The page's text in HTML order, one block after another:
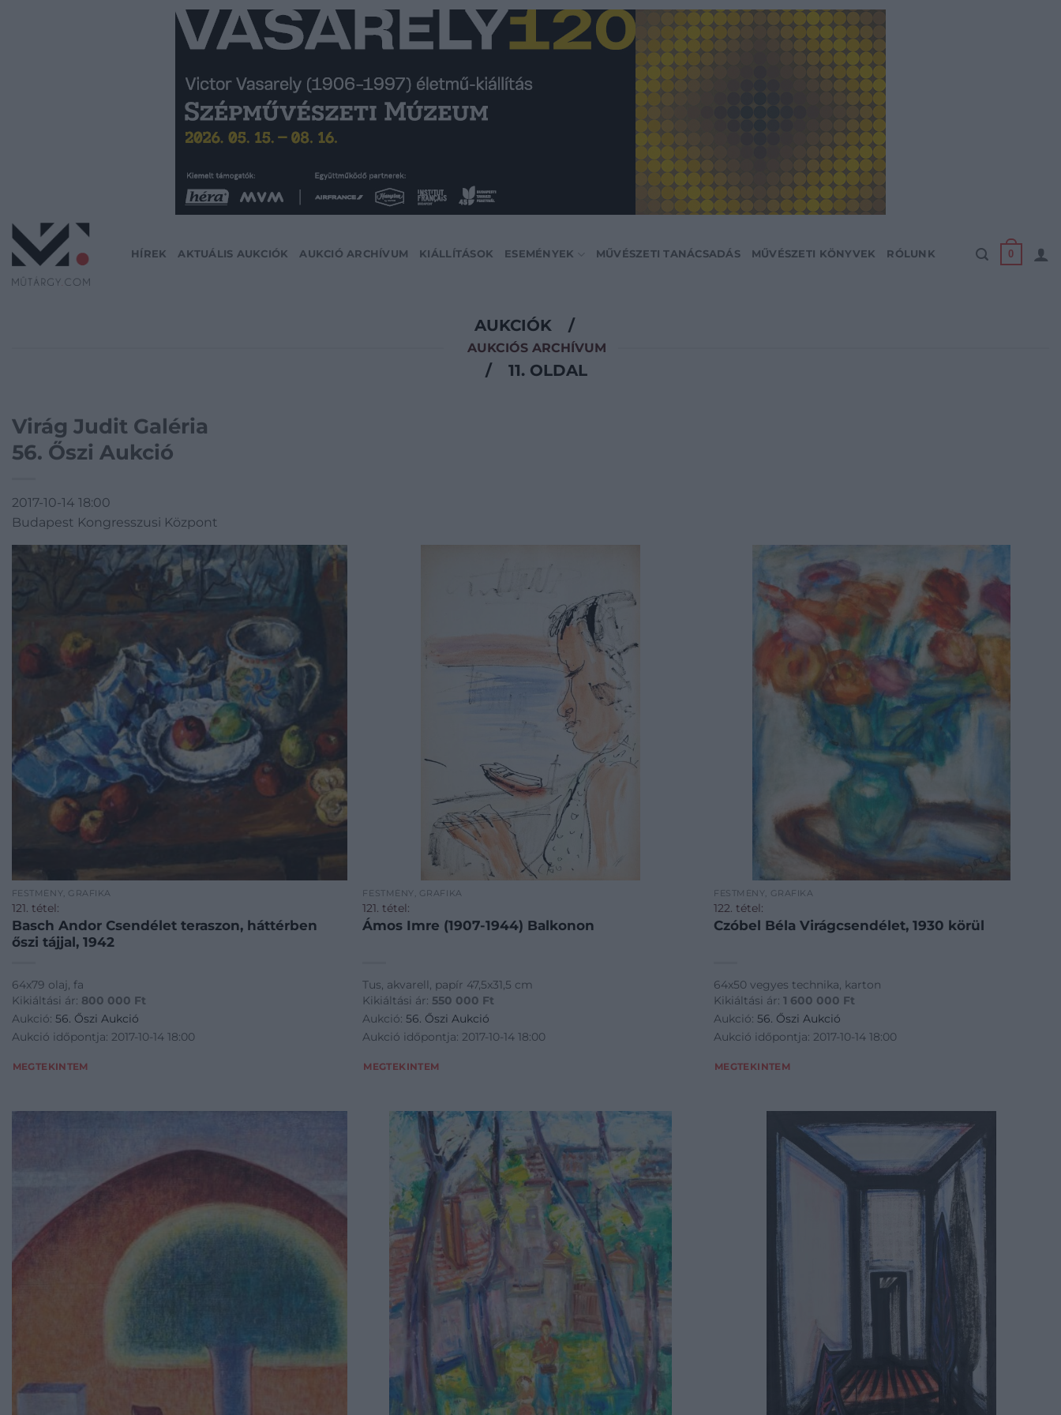
HÍREK AKTUÁLIS AUKCIÓK AUKCIÓ ARCHÍVUM KIÁLLÍTÁSOK ESEMÉNYEK MŰVÉSZETI TANÁCSADÁS MŰVÉSZETI KÖNYVEK RÓLUNK 0
AUKCIÓK /
AUKCIÓS ARCHÍVUM
/ 11. OLDAL
Virág Judit Galéria
56. Őszi Aukció
2017-10-14 18:00
Budapest Kongresszusi Központ
FESTMÉNY, GRAFIKA
121. tétel:
Basch Andor Csendélet teraszon, háttérben
őszi tájjal, 1942
64x79 olaj, fa
Kikiáltási ár: 800 000 Ft
Aukció: 56. Őszi Aukció
Aukció időpontja: 2017-10-14 18:00
MEGTEKINTEM
FESTMÉNY, GRAFIKA
121. tétel:
Ámos Imre (1907-1944) Balkonon
Tus, akvarell, papír 47,5x31,5 cm
Kikiáltási ár: 550 000 Ft
Aukció:56. Őszi Aukció
Aukció időpontja: 2017-10-14 18:00
MEGTEKINTEM
FESTMÉNY, GRAFIKA
122. tétel:
Czóbel Béla Virágcsendélet, 1930 körül
64x50 vegyes technika, karton
Kikiáltási ár:1 600 000 Ft
Aukció:56. Őszi Aukció
Aukció időpontja: 2017-10-14 18:00
MEGTEKINTEM